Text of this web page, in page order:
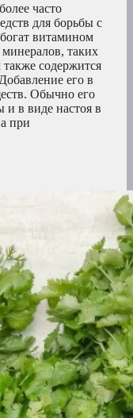
часто
для борьбы с
витамином
таких
содержится
его в
Обычно его
и в виде настоя в
при